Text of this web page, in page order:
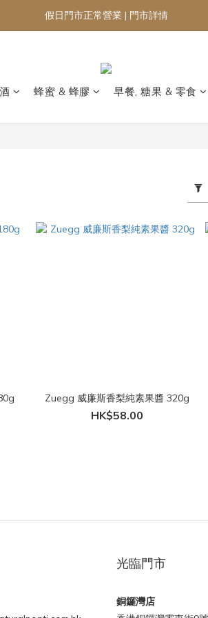
假日門市正常營業 | 門市詳情
蜂蜜 & 蜂膠 早餐, 糖果 & 零食
Zuegg 威廉斯香梨純素果醬 320g
HK$58.00
光臨門市
銅鑼灣店